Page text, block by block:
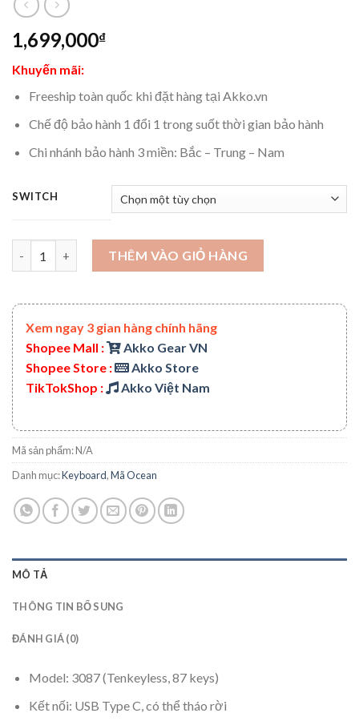
1,699,000₫
Khuyến mãi:
Freeship toàn quốc khi đặt hàng tại Akko.vn
Chế độ bảo hành 1 đổi 1 trong suốt thời gian bảo hành
Chi nhánh bảo hành 3 miền: Bắc – Trung – Nam
SWITCH
Bàn phím cơ AKKO 3087 SP Ocean Star (Cherry switch) số lượng
THÊM VÀO GIỎ HÀNG
Xem ngay 3 gian hàng chính hãng
Shopee Mall :
Akko Gear VN
Shopee Store :
Akko Store
TikTokShop :
Akko Việt Nam
Mã sản phẩm:N/A
Danh mục:Keyboard,Mã Ocean
MÔ TẢ
THÔNG TIN BỔ SUNG
ĐÁNH GIÁ (0)
Model: 3087 (Tenkeyless, 87 keys)
Kết nối: USB Type C, có thể tháo rời